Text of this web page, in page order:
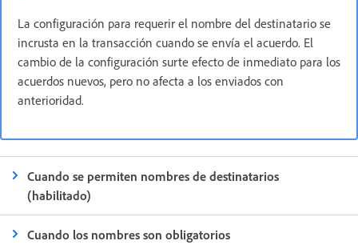
La configuración para requerir el nombre del destinatario se
incrusta en la transacción cuando se envía el acuerdo. El
cambio de la configuración surte efecto de inmediato para los
acuerdos nuevos, pero no afecta a los enviados con
anterioridad.
Cuando se permiten nombres de destinatarios
(habilitado)
Cuando los nombres son obligatorios